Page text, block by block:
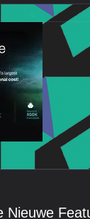
Nieuwe